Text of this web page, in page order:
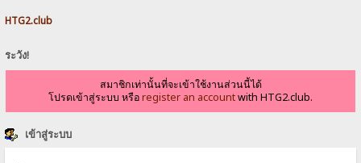
HTG2.club
ระวัง!
สมาชิกเท่านั้นที่จะเข้าใช้งานส่วนนี้ได้
โปรดเข้าสู่ระบบ หรือregister an accountwith HTG2.club.
เข้าสู่ระบบ